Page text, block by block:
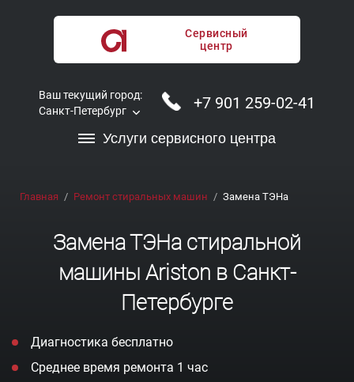
Сервисный
центр
Ваш текущий город:
Санкт-Петербург
+7 901 259-02-41
Услуги сервисного центра
Главная Ремонт стиральных машин Замена ТЭНа
Замена ТЭНа стиральной
машины Ariston в Санкт-
Петербурге
Диагностика бесплатно
Среднее время ремонта 1 час